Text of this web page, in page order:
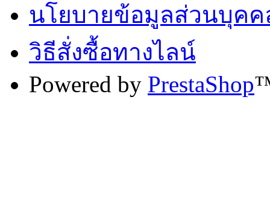
นโยบายข้อมูลส่วนบุคค
วิธีสั่งซื้อทางไลน์
Powered by PrestaShop